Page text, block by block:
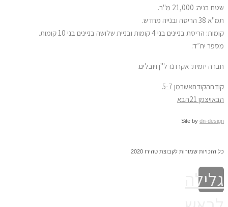
21,000 מ"ר.
ובנייה מחדש.
הריסת בניינים בני 4 קומות ובניית שלושה בניינים בני 10 קומות.
יח״ד:
יזמית: אקרו נדל"ן ויובלים.
הקודםאשרמן 5-7
ויצמן 21 הבא
Site bydn-
הזכויות שמורות לקבוצת טהירו 2020